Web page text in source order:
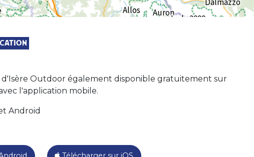
Outdoor également disponible gratuitement sur
l'application mobile.
Android